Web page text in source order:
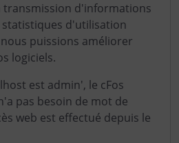
transmission d'informations
statistiques d'utilisation
puissions améliorer
logiciels.
est admin', le cFos
pas besoin de mot de
web est effectué depuis le